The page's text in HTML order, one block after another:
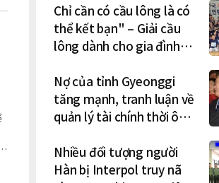
Chỉ cần có cầu lông là có
thể kết bạn" – Giải cầu
lông dành cho gia đình
Nợ của tỉnh Gyeonggi
tăng mạnh, tranh luận về
quản lý tài chính thời ông
Nhiều đối tượng người
Hàn bị Interpol truy nã